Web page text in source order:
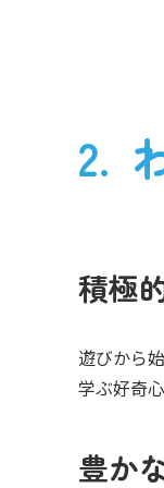
積極
遊びから
学ぶ好奇
豊か